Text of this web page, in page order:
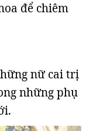
để chiêm
nữ cai trị
những phụ